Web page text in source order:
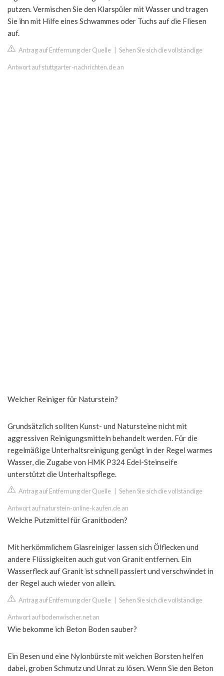
putzen. Vermischen Sie den Klarspüler mit Wasser und tragen
Sie ihn mit Hilfe eines Schwammes oder Tuchs auf die Fliesen
auf.
Antrag auf Entfernung der Quelle Sehen Sie sich die vollständige
Antwort auf stuttgarter-nachrichten.de an
Welcher Reiniger für Naturstein?
Grundsätzlich sollten Kunst- und Natursteine nicht mit
aggressiven Reinigungsmitteln behandelt werden. Für die
regelmäßige Unterhaltsreinigung genügt in der Regel warmes
Wasser, die Zugabe von HMK P324 Edel-Steinseife
unterstützt die Unterhaltspflege.
Antrag auf Entfernung der Quelle Sehen Sie sich die vollständige
Antwort auf naturstein-online-kaufen.de an
Welche Putzmittel für Granitboden?
Mit herkömmlichem Glasreiniger lassen sich Ölflecken und
andere Flüssigkeiten auch gut von Granit entfernen. Ein
Wasserfleck auf Granit ist schnell passiert und verschwindet in
der Regel auch wieder von allein.
Antrag auf Entfernung der Quelle Sehen Sie sich die vollständige
Antwort auf bodenwischer.net an
Wie bekomme ich Beton Boden sauber?
Ein Besen und eine Nylonbürste mit weichen Borsten helfen
dabei, groben Schmutz und Unrat zu lösen. Wenn Sie den Beton